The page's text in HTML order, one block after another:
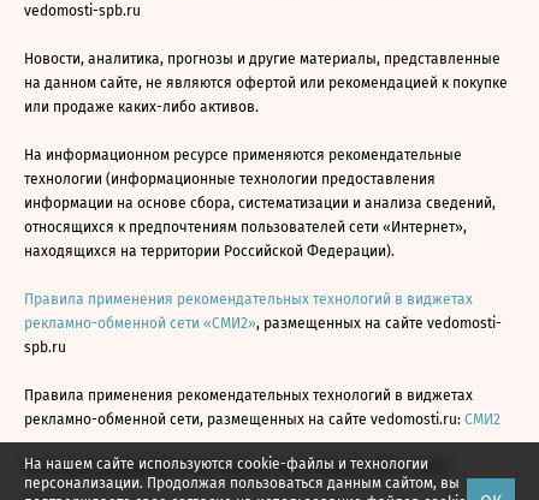
На нашем сайте используются cookie-файлы и технологии
персонализации. Продолжая пользоваться данным сайтом, вы
vedomosti-spb.ru
Новости, аналитика, прогнозы и другие материалы, представленные
на данном сайте, не являются офертой или рекомендацией к покупке
или продаже каких-либо активов.
На информационном ресурсе применяются рекомендательные
технологии (информационные технологии предоставления
информации на основе сбора, систематизации и анализа сведений,
относящихся к предпочтениям пользователей сети «Интернет»,
находящихся на территории Российской Федерации).
Правила применения рекомендательных технологий в виджетах
рекламно-обменной сети «СМИ2», размещенных на сайте vedomosti-
spb.ru
Правила применения рекомендательных технологий в виджетах
рекламно-обменной сети, размещенных на сайте vedomosti.ru: СМИ2
Все права защищены © АО «Бизнес Ньюс Медиа», 2024 - 2026